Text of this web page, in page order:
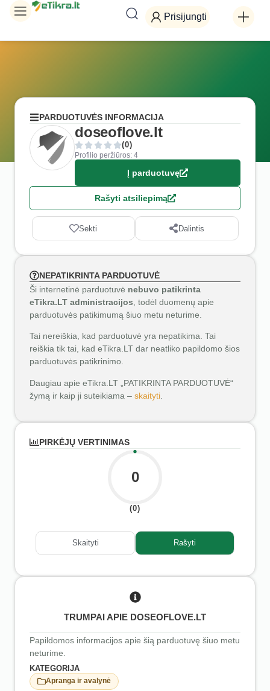
Prisijungti
PARDUOTUVĖS INFORMACIJA
doseoflove.lt
(0)
Profilio peržiūros: 4
Į parduotuvę
Rašyti atsiliepimą
Sekti Dalintis
NEPATIKRINTA PARDUOTUVĖ
Ši internetinė parduotuvė nebuvo patikrinta
eTikra.LT administracijos , todėl duomenų apie
parduotuvės patikimumą šiuo metu neturime.
Tai nereiškia, kad parduotuvė yra nepatikima. Tai
reiškia tik tai, kad eTikra.LT dar neatliko papildomo šios
parduotuvės patikrinimo.
Daugiau apie eTikra.LT „PATIKRINTA PARDUOTUVĖ“
žymą ir kaip ji suteikiama – skaityti
PIRKĖJŲ VERTINIMAS
0
(0)
Skaityti Rašyti
TRUMPAI APIE DOSEOFLOVE.LT
Papildomos informacijos apie šią parduotuvę šiuo metu
neturime.
KATEGORIJA
Apranga ir avalynė